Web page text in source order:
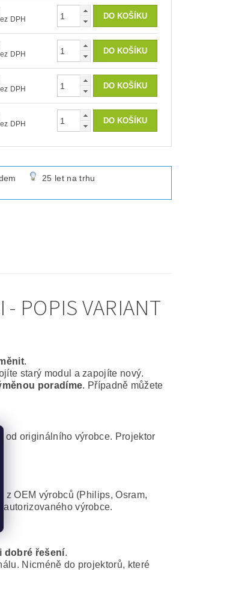
Kč bez DPH
Kč bez DPH
Kč bez DPH
Kč bez DPH
25 let na trhu
- POPIS VARIANT
.
starý modul a zapojíte nový.
poradíme. Případně můžete
od originálního výrobce. Projektor
z OEM výrobců (Philips, Osram,
autorizovaného výrobce.
dobré řešení.
Nicméně do projektorů, které